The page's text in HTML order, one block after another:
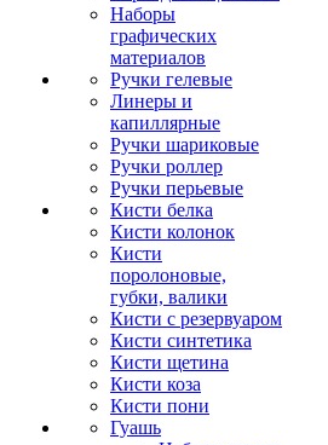
Наборы
графических
материалов
Ручки гелевые
Линеры и
капиллярные
Ручки шариковые
Ручки роллер
Ручки перьевые
Кисти белка
Кисти колонок
Кисти
поролоновые,
губки, валики
Кисти с резервуаром
Кисти синтетика
Кисти щетина
Кисти коза
Кисти пони
Гуашь